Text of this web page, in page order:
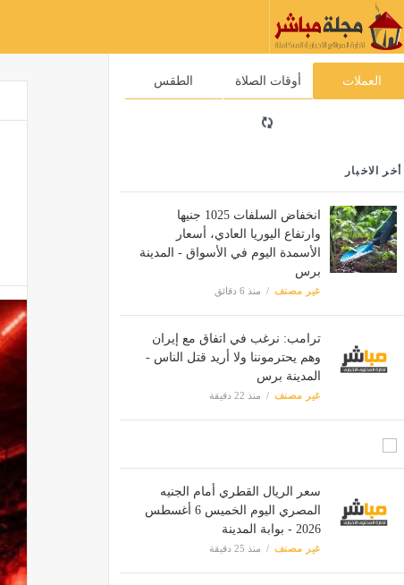
العملات أوقات الصلاة الطقس
أخر الاخبار
انخفاض السلفات 1025 جنيها
وارتفاع اليوريا العادي، أسعار
الأسمدة اليوم في الأسواق - المدينة
برس
غير مصنف منذ 6 دقائق
ترامب: نرغب في اتفاق مع إيران
وهم يحترموننا ولا أريد قتل الناس -
المدينة برس
غير مصنف منذ 22 دقيقة
سعر الريال القطري أمام الجنيه
المصري اليوم الخميس 6 أغسطس
2026 - بوابة المدينة
غير مصنف منذ 25 دقيقة